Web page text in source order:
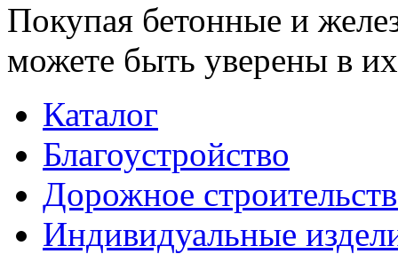
Покупая бетонные и
можете быть уверены в их
Каталог
Благоустройство
Дорожное
Индивидуальные